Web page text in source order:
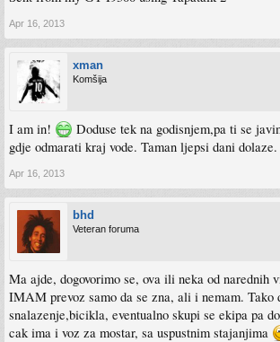
Apr 16, 2013
xman
Komšija
I am in!
Doduse tek na godisnjem,pa ti se
gdje odmarati kraj vode. Taman ljepsi dani dolaze.
Apr 16, 2013
bhd
Veteran foruma
Ma ajde, dogovorimo se, ova ili neka od narednih
IMAM prevoz samo da se zna, ali i nemam. Tako
snalazenje,bicikla, eventualno skupi se ekipa pa
cak ima i voz za mostar, sa uspustnim stajanjima